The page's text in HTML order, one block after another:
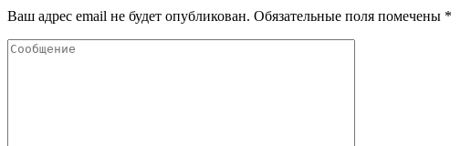
Ваш адрес email не будет опубликован. Обязательные поля помечены *